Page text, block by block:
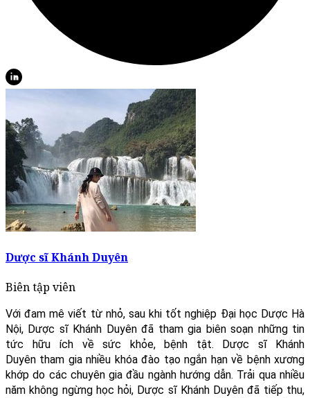
Dược sĩ Khánh Duyên
Biên tập viên
Với đam mê viết từ nhỏ, sau khi tốt nghiệp Đại học Dược Hà
Nội, Dược sĩ Khánh Duyên đã tham gia biên soạn những tin
tức hữu ích về sức khỏe, bệnh tật. Dược sĩ Khánh
Duyên tham gia nhiều khóa đào tạo ngắn hạn về bệnh xương
khớp do các chuyên gia đầu ngành hướng dẫn. Trải qua nhiều
năm không ngừng học hỏi, Dược sĩ Khánh Duyên đã tiếp thu,